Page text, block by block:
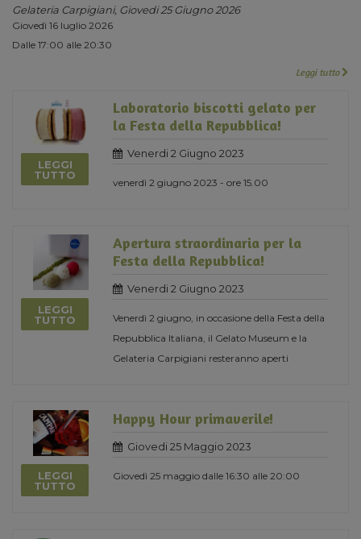
Gelateria Carpigiani, Giovedi 25 Giugno 2026
Giovedì 16 luglio 2026
Dalle 17:00 alle 20:30
Leggi tutto
LEGGI
TUTTO
Laboratorio biscotti gelato per
la Festa della Repubblica!
Venerdi 2 Giugno 2023
venerdì 2 giugno 2023 - ore 15.00
LEGGI
TUTTO
Apertura straordinaria per la
Festa della Repubblica!
Venerdi 2 Giugno 2023
Venerdì 2 giugno, in occasione della Festa della
Repubblica Italiana, il Gelato Museum e la
Gelateria Carpigiani resteranno aperti
LEGGI
TUTTO
Happy Hour primaverile!
Giovedi 25 Maggio 2023
Giovedì 25 maggio dalle 16:30 alle 20:00